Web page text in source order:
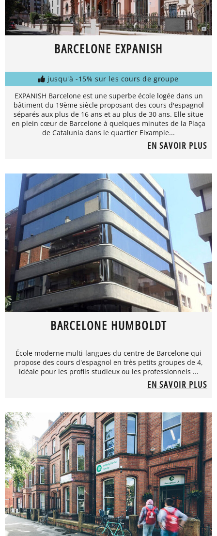
BARCELONE EXPANISH
jusqu'à -15% sur les cours de groupe
EXPANISH Barcelone est une superbe école logée dans un
bâtiment du 19ème siècle proposant des cours d'espagnol
séparés aux plus de 16 ans et au plus de 30 ans. Elle situe
en plein cœur de Barcelone à quelques minutes de la Plaça
de Catalunia dans le quartier Eixample...
EN SAVOIR PLUS
BARCELONE HUMBOLDT
École moderne multi-langues du centre de Barcelone qui
propose des cours d'espagnol en très petits groupes de 4,
idéale pour les profils studieux ou les professionnels ...
EN SAVOIR PLUS